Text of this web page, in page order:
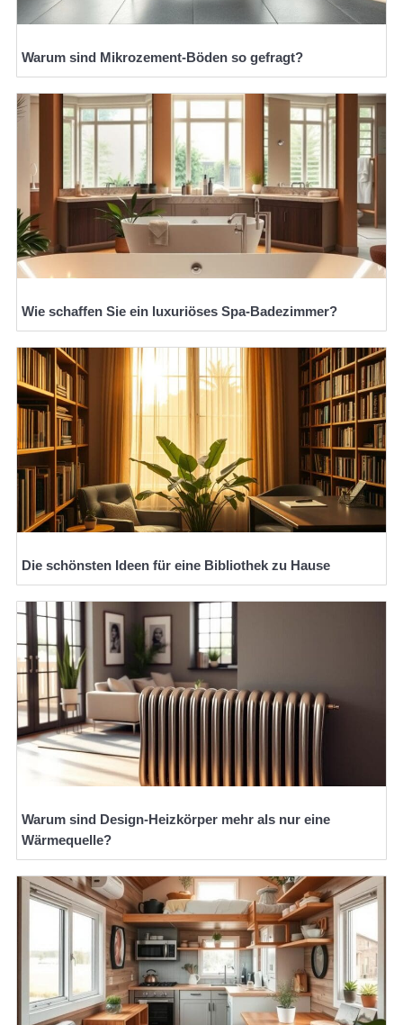
Warum sind Mikrozement-Böden so gefragt?
Wie schaffen Sie ein luxuriöses Spa-Badezimmer?
Die schönsten Ideen für eine Bibliothek zu Hause
Warum sind Design-Heizkörper mehr als nur eine
Wärmequelle?